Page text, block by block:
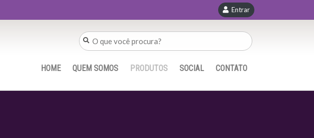
Entrar
HOME QUEM SOMOS PRODUTOS SOCIAL CONTATO